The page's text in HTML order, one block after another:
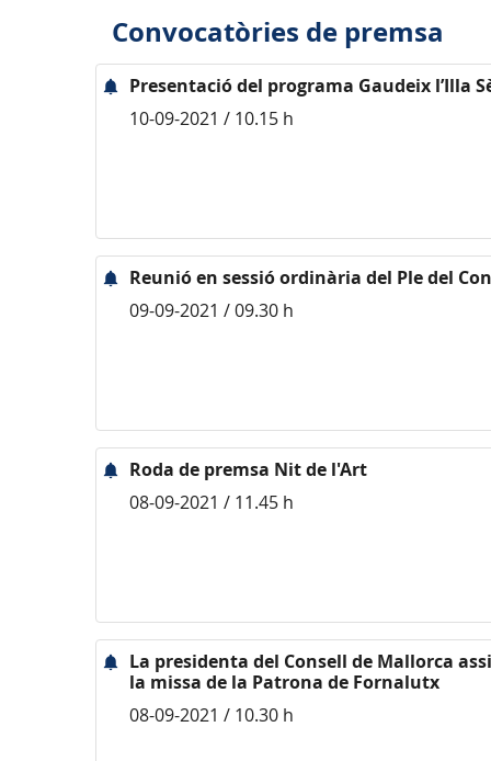
Convocatòries de premsa
Presentació del programa Gaudeix l’Illa
10-09-2021 / 10.15 h
Reunió en sessió ordinària del Ple del
09-09-2021 / 09.30 h
Roda de premsa Nit de l'Art
08-09-2021 / 11.45 h
La presidenta del Consell de Mallorca
la missa de la Patrona de Fornalutx
08-09-2021 / 10.30 h